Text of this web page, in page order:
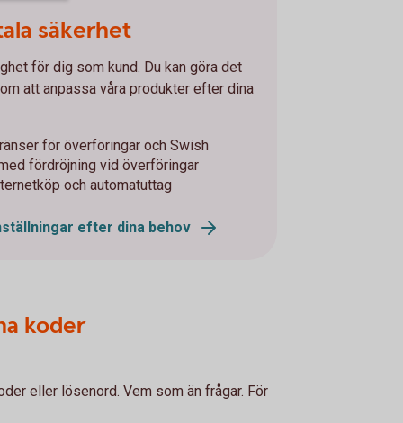
säkerhet
för dig som kund. Du kan göra det
att anpassa våra produkter efter dina
för överföringar och Swish
fördröjning vid överföringar
och automatuttag
efter dina behov
koder
eller lösenord. Vem som än frågar. För